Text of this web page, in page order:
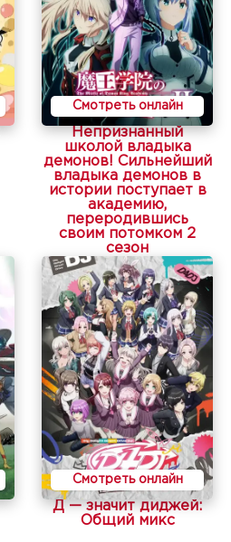
Смотреть онлайн
Непризнанный
школой владыка
демонов! Сильнейший
владыка демонов в
истории поступает в
академию,
переродившись
своим потомком 2
сезон
Смотреть онлайн
Д — значит диджей:
Общий микс